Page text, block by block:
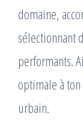
domaine,
sélectionnant
performants.
optimale à
urbain.